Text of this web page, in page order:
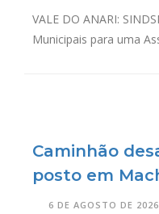
VALE DO ANARI:
Municipais para uma
Caminhão
posto em
6 DE AGOSTO DE 2026